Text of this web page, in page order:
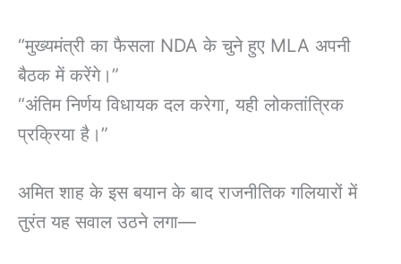
“मुख्यमंत्री का फैसला NDA के चुने हुए MLA अपनी
बैठक में करेंगे।”
“अंतिम निर्णय विधायक दल करेगा, यही लोकतांत्रिक
प्रक्रिया है।”
अमित शाह के इस बयान के बाद राजनीतिक गलियारों में
तुरंत यह सवाल उठने लगा—